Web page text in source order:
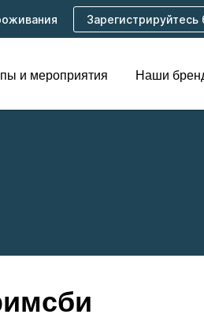
Зарегистрируйтесь
и мероприятия Наши